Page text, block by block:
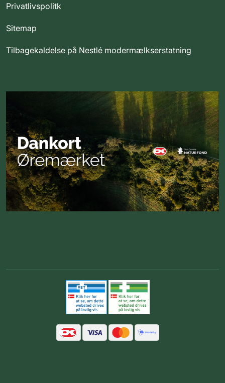
Privatlivspolitk
Sitemap
Tilbagekaldelse på Nestlé modermælkserstatning